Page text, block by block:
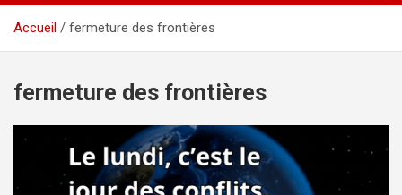
Accueil fermeture des frontières
fermeture des frontières